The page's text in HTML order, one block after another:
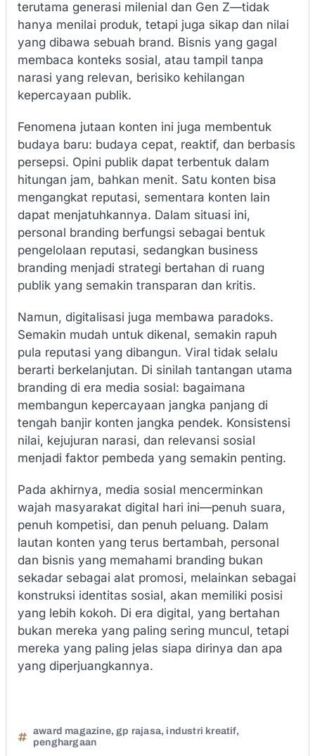
terutama generasi milenial dan Gen Z—tidak
hanya menilai produk, tetapi juga sikap dan nilai
yang dibawa sebuah brand. Bisnis yang gagal
membaca konteks sosial, atau tampil tanpa
narasi yang relevan, berisiko kehilangan
kepercayaan publik.
Fenomena jutaan konten ini juga membentuk
budaya baru: budaya cepat, reaktif, dan berbasis
persepsi. Opini publik dapat terbentuk dalam
hitungan jam, bahkan menit. Satu konten bisa
mengangkat reputasi, sementara konten lain
dapat menjatuhkannya. Dalam situasi ini,
personal branding berfungsi sebagai bentuk
pengelolaan reputasi, sedangkan business
branding menjadi strategi bertahan di ruang
publik yang semakin transparan dan kritis.
Namun, digitalisasi juga membawa paradoks.
Semakin mudah untuk dikenal, semakin rapuh
pula reputasi yang dibangun. Viral tidak selalu
berarti berkelanjutan. Di sinilah tantangan utama
branding di era media sosial: bagaimana
membangun kepercayaan jangka panjang di
tengah banjir konten jangka pendek. Konsistensi
nilai, kejujuran narasi, dan relevansi sosial
menjadi faktor pembeda yang semakin penting.
Pada akhirnya, media sosial mencerminkan
wajah masyarakat digital hari ini—penuh suara,
penuh kompetisi, dan penuh peluang. Dalam
lautan konten yang terus bertambah, personal
dan bisnis yang memahami branding bukan
sekadar sebagai alat promosi, melainkan sebagai
konstruksi identitas sosial, akan memiliki posisi
yang lebih kokoh. Di era digital, yang bertahan
bukan mereka yang paling sering muncul, tetapi
mereka yang paling jelas siapa dirinya dan apa
yang diperjuangkannya.
award magazine,gp rajasa, industri kreatif,
penghargaan